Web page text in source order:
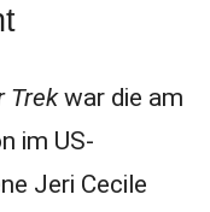
Trekwar die am
im US-
Jeri Cecile